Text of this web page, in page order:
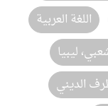
اللغة العربية
ليبيا
الديني